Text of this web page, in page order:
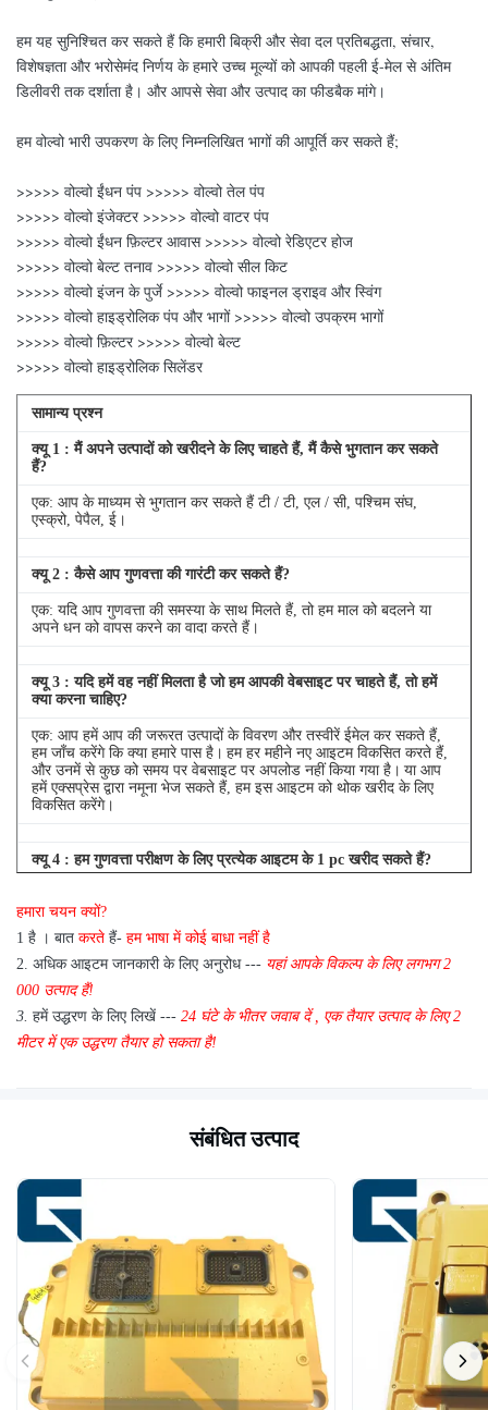
हम यह सुनिश्चित कर सकते हैं कि हमारी बिक्री और सेवा दल प्रतिबद्धता, संचार,
विशेषज्ञता और भरोसेमंद निर्णय के हमारे उच्च मूल्यों को आपकी पहली ई-मेल से अंतिम
डिलीवरी तक दर्शाता है। और आपसे सेवा और उत्पाद का फीडबैक मांगे।
हम वोल्वो भारी उपकरण के लिए निम्नलिखित भागों की आपूर्ति कर सकते हैं;
>>>>> वोल्वो ईंधन पंप >>>>> वोल्वो तेल पंप
>>>>> वोल्वो इंजेक्टर >>>>> वोल्वो वाटर पंप
>>>>> वोल्वो ईंधन फ़िल्टर आवास >>>>> वोल्वो रेडिएटर होज
>>>>> वोल्वो बेल्ट तनाव >>>>> वोल्वो सील किट
>>>>> वोल्वो इंजन के पुर्जे >>>>> वोल्वो फाइनल ड्राइव और स्विंग
>>>>> वोल्वो हाइड्रोलिक पंप और भागों >>>>> वोल्वो उपक्रम भागों
>>>>> वोल्वो फ़िल्टर >>>>> वोल्वो बेल्ट
>>>>> वोल्वो हाइड्रोलिक सिलेंडर
सामान्य प्रश्न
क्यू 1 : मैं अपने उत्पादों को खरीदने के लिए चाहते हैं, मैं कैसे भुगतान कर सकते
हैं?
एक: आप के माध्यम से भुगतान कर सकते हैं टी / टी, एल / सी, पश्चिम संघ,
एस्क्रो, पेपैल, ई।
क्यू 2 : कैसे आप गुणवत्ता की गारंटी कर सकते हैं?
एक: यदि आप गुणवत्ता की समस्या के साथ मिलते हैं, तो हम माल को बदलने या
अपने धन को वापस करने का वादा करते हैं।
क्यू 3 : यदि हमें वह नहीं मिलता है जो हम आपकी वेबसाइट पर चाहते हैं, तो हमें
क्या करना चाहिए?
एक: आप हमें आप की जरूरत उत्पादों के विवरण और तस्वीरें ईमेल कर सकते हैं,
हम जाँच करेंगे कि क्या हमारे पास है। हम हर महीने नए आइटम विकसित करते हैं,
और उनमें से कुछ को समय पर वेबसाइट पर अपलोड नहीं किया गया है। या आप
हमें एक्सप्रेस द्वारा नमूना भेज सकते हैं, हम इस आइटम को थोक खरीद के लिए
विकसित करेंगे।
क्यू 4 : हम गुणवत्ता परीक्षण के लिए प्रत्येक आइटम के 1 pc खरीद सकते हैं?
आप स्टॉक में की जरूरत है
हमारा चयन क्यों?
1 है । बात करते हैं- हम भाषा में कोई बाधा नहीं है
2. अधिक आइटम जानकारी के लिए अनुरोध --- यहां आपके विकल्प के लिए लगभग 2
000 उत्पाद हैं!
3. हमें उद्धरण के लिए लिखें --- 24 घंटे के भीतर जवाब दें , एक तैयार उत्पाद के लिए 2
मीटर में एक उद्धरण तैयार हो सकता है!
संबंधित उत्पाद